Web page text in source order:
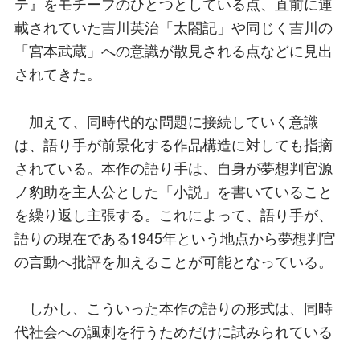
載されていた吉川英治「太閤記」や同じく吉川の
「宮本武蔵」への意識が散見される点などに見出
されてきた。
加えて、同時代的な問題に接続していく意識
は、語り手が前景化する作品構造に対しても指摘
されている。本作の語り手は、自身が夢想判官源
ノ豹助を主人公とした「小説」を書いていること
を繰り返し主張する。これによって、語り手が、
語りの現在である1945年という地点から夢想判官
の言動へ批評を加えることが可能となっている。
しかし、こういった本作の語りの形式は、同時
代社会への諷刺を行うためだけに試みられている